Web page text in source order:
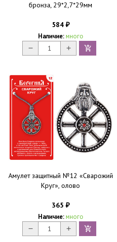
бронза, 29*2,7*29мм
584 ₽
Наличие: много
Амулет защитный №12 «Сварожий
Круг», олово
365 ₽
Наличие: много